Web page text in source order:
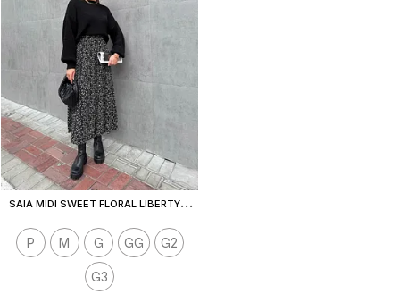
S
AIA MIDI SWEET FLORAL LIBERTY PRETO
P M G GG G2
G3